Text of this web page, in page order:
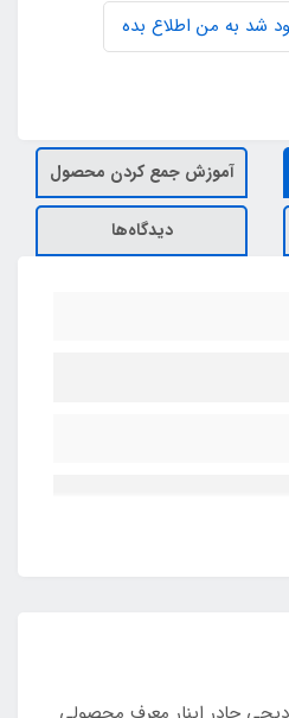
شد به من اطلاع بده
آموزش جمع کردن محصول
دیدگاه‌ها